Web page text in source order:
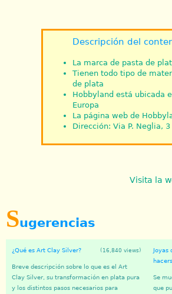
Descripción del
La marca de pasta de
Tienen todo tipo de
de plata
Hobbyland está ubicada
Europa
La página web de
Dirección: Via P. Neglia,
Visita la
Sugerencias
(16,840 views)
¿Qué es Art Clay Silver?
Breve descripción sobre lo que es el Art
Clay Silver, su transformación en plata pura
y los distintos pasos necesarios para
Joyas
Se
que